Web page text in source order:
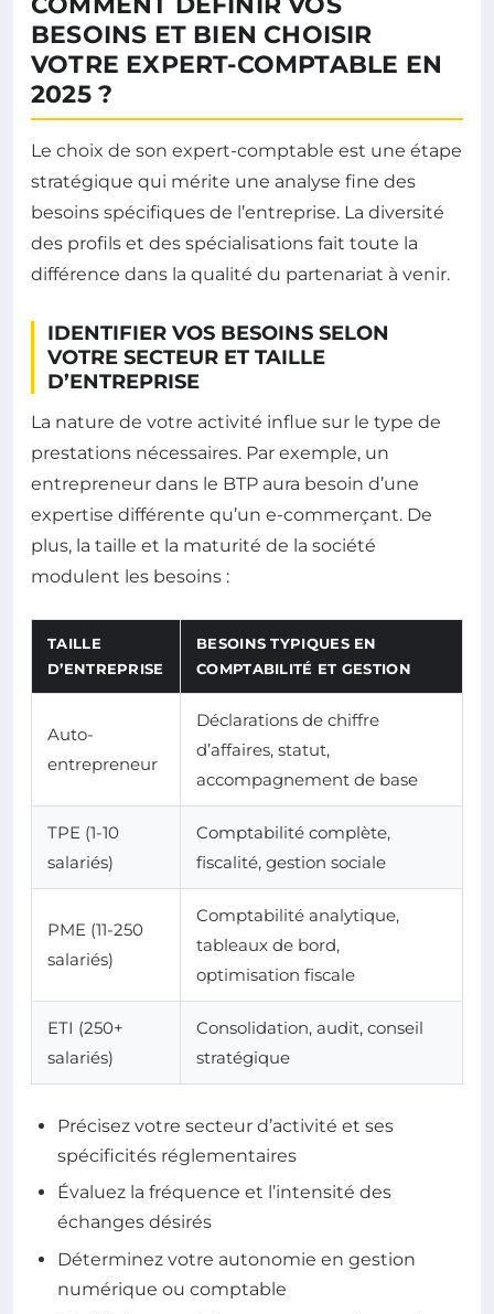
BESOINS ET BIEN CHOISIR
VOTRE EXPERT-COMPTABLE EN
2025 ?
Le choix de son expert-comptable est une étape
stratégique qui mérite une analyse fine des
besoins spécifiques de l’entreprise. La diversité
des profils et des spécialisations fait toute la
différence dans la qualité du partenariat à venir.
IDENTIFIER VOS BESOINS SELON
VOTRE SECTEUR ET TAILLE
D’ENTREPRISE
La nature de votre activité influe sur le type de
prestations nécessaires. Par exemple, un
entrepreneur dans le BTP aura besoin d’une
expertise différente qu’un e-commerçant. De
plus, la taille et la maturité de la société
modulent les besoins :
TAILLE
D’ENTREPRISE
BESOINS TYPIQUES EN
COMPTABILITÉ ET GESTION
Auto-
entrepreneur
Déclarations de chiffre
d’affaires, statut,
accompagnement de base
TPE (1-10
salariés)
Comptabilité complète,
fiscalité, gestion sociale
PME (11-250
salariés)
Comptabilité analytique,
tableaux de bord,
optimisation fiscale
ETI (250+
salariés)
Consolidation, audit, conseil
stratégique
Précisez votre secteur d’activité et ses
spécificités réglementaires
Évaluez la fréquence et l’intensité des
échanges désirés
Déterminez votre autonomie en gestion
numérique ou comptable